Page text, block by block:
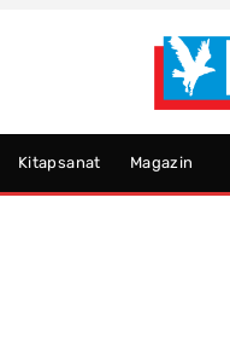
Kitapsanat Magazin